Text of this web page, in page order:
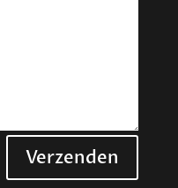
Verzenden